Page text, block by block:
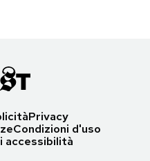
Privacy
Condizioni d'uso
accessibilità